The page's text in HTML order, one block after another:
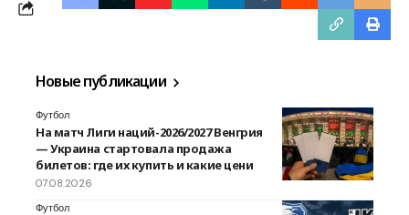
Новые публикации
Футбол
На матч Лиги наций-2026/2027 Венгрия
— Украина стартовала продажа
билетов: где их купить и какие цени
07.08.2026
Футбол